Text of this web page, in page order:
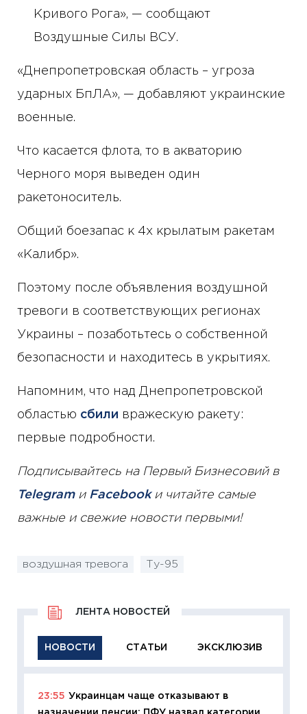
Кривого Рога», — сообщают
Воздушные Силы ВСУ.
«Днепропетровская область – угроза
ударных БпЛА», — добавляют украинские
военные.
Что касается флота, то в акваторию
Черного моря выведен один
ракетоноситель.
Общий боезапас к 4х крылатым ракетам
«Калибр».
Поэтому после объявления воздушной
тревоги в соответствующих регионах
Украины – позаботьтесь о собственной
безопасности и находитесь в укрытиях.
Напомним, что над Днепропетровской
областью сбили вражескую ракету:
первые подробности.
Подписывайтесь на Первый Бизнесовий в
Telegramи Facebookи читайте самые
важные и свежие новости первыми!
воздушная тревога Ту-95
НОВОСТИ СТАТЬИ ЭКСКЛЮЗИВ
ЛЕНТА НОВОСТЕЙ
23:55 Украинцам чаще отказывают в